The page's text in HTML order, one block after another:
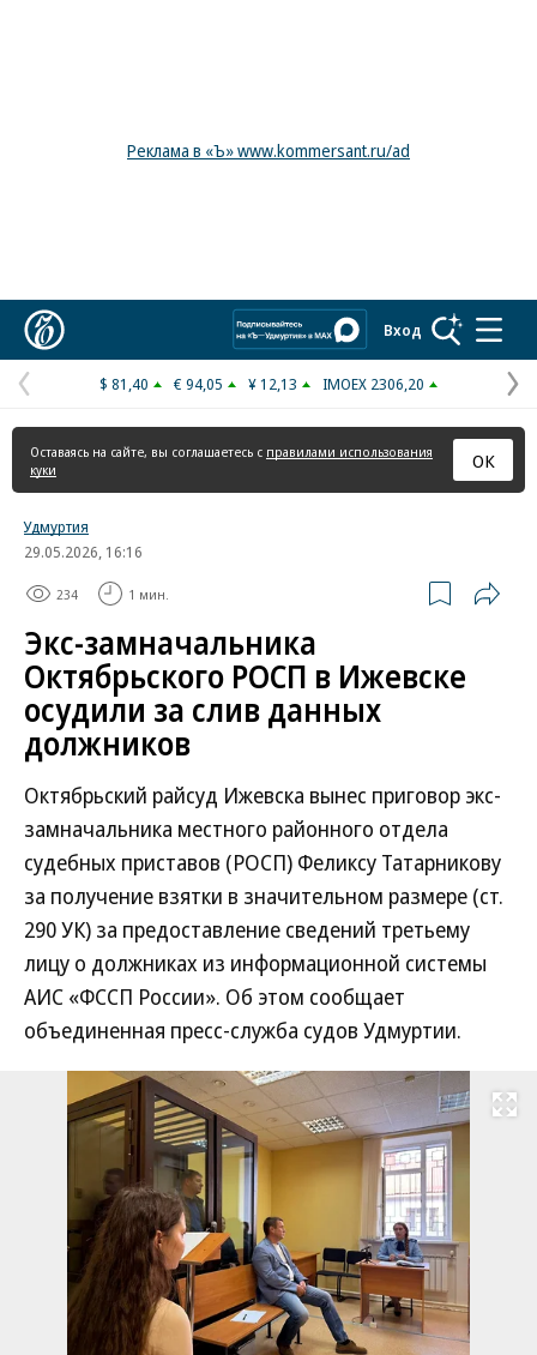
Реклама в «Ъ» www.kommersant.ru/ad
Вход
Предыдущая
страница
$ 81,40 € 94,05 ¥ 12,13 IMOEX 2306,20
Оставаясь на сайте, вы соглашаетесь с правилами использования
куки
ОК
Удмуртия
29.05.2026, 16:16
234 1 мин.
Экс-замначальника
Октябрьского РОСП в Ижевске
осудили за слив данных
должников
Октябрьский райсуд Ижевска вынес приговор экс-
замначальника местного районного отдела
судебных приставов (РОСП) Феликсу Татарникову
за получение взятки в значительном размере (ст.
290 УК) за предоставление сведений третьему
лицу о должниках из информационной системы
АИС «ФССП России». Об этом сообщает
объединенная пресс-служба судов Удмуртии.
Развернуть